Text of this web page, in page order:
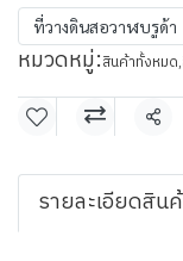
ที่วางดินสอวาฬบรูด้า
หมวดหมู่:สินค้าทั้งหมด,
แชร์
รายละเอียดสิน